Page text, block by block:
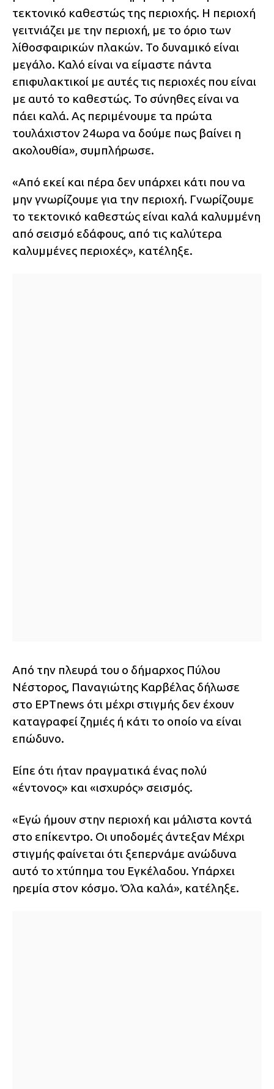
τεκτονικό καθεστώς της περιοχής. Η περιοχή
γειτνιάζει με την περιοχή, με το όριο των
λίθοσφαιρικών πλακών. Το δυναμικό είναι
μεγάλο. Καλό είναι να είμαστε πάντα
επιφυλακτικοί με αυτές τις περιοχές που είναι
με αυτό το καθεστώς. Το σύνηθες είναι να
πάει καλά. Ας περιμένουμε τα πρώτα
τουλάχιστον 24ωρα να δούμε πως βαίνει η
ακολουθία», συμπλήρωσε.
«Από εκεί και πέρα δεν υπάρχει κάτι που να
μην γνωρίζουμε για την περιοχή. Γνωρίζουμε
το τεκτονικό καθεστώς είναι καλά καλυμμένη
από σεισμό εδάφους, από τις καλύτερα
καλυμμένες περιοχές», κατέληξε.
Από την πλευρά του ο δήμαρχος Πύλου
Νέστορος, Παναγιώτης Καρβέλας δήλωσε
στο ΕΡΤnews ότι μέχρι στιγμής δεν έχουν
καταγραφεί ζημιές ή κάτι το οποίο να είναι
επώδυνο.
Είπε ότι ήταν πραγματικά ένας πολύ
«έντονος» και «ισχυρός» σεισμός.
«Εγώ ήμουν στην περιοχή και μάλιστα κοντά
στο επίκεντρο. Οι υποδομές άντεξαν Μέχρι
στιγμής φαίνεται ότι ξεπερνάμε ανώδυνα
αυτό το χτύπημα του Εγκέλαδου. Υπάρχει
ηρεμία στον κόσμο. Όλα καλά», κατέληξε.